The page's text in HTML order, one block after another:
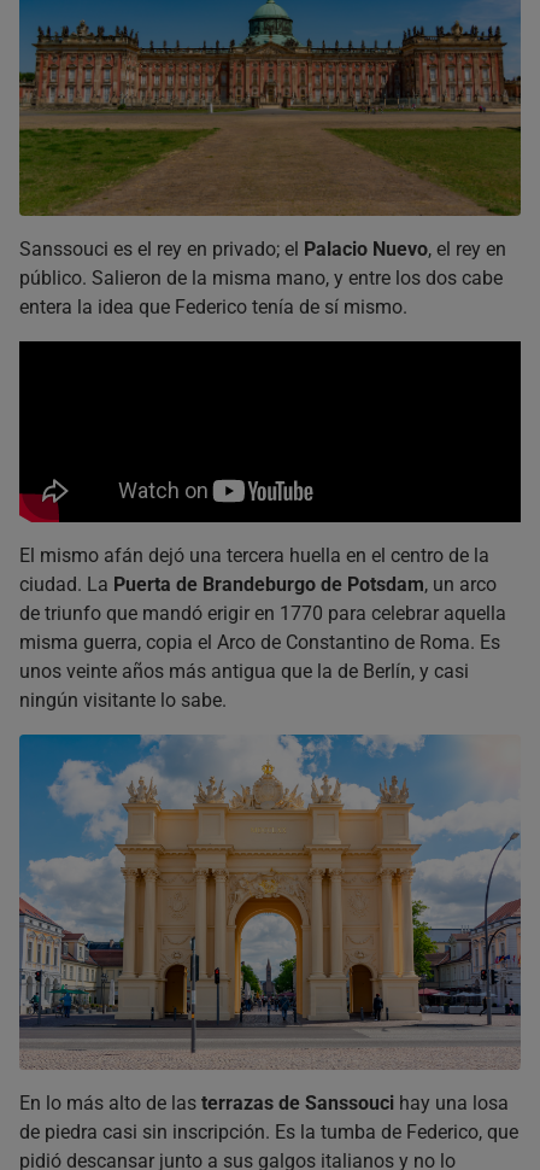
Sanssouci es el rey en privado; el Palacio Nuevo, el rey en
público. Salieron de la misma mano, y entre los dos cabe
entera la idea que Federico tenía de sí mismo.
El mismo afán dejó una tercera huella en el centro de la
ciudad. La Puerta de Brandeburgo de Potsdam, un arco
de triunfo que mandó erigir en 1770 para celebrar aquella
misma guerra, copia el Arco de Constantino de Roma. Es
unos veinte años más antigua que la de Berlín, y casi
ningún visitante lo sabe.
En lo más alto de las terrazas de Sanssouci hay una losa
de piedra casi sin inscripción. Es la tumba de Federico, que
pidió descansar junto a sus galgos italianos y no lo